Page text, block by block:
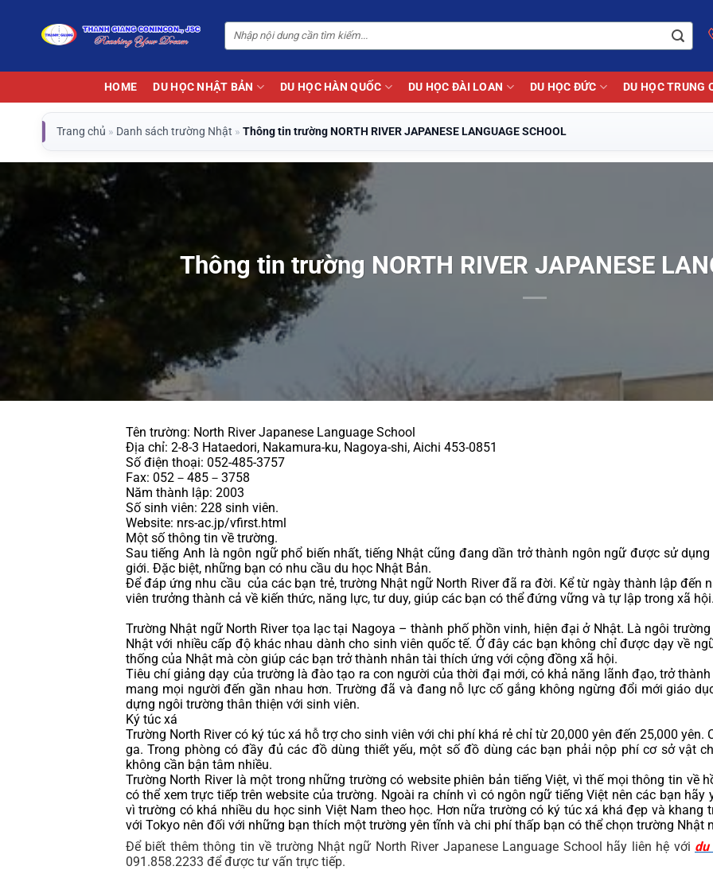
dung
HOME DU HỌC NHẬT BẢN DU HỌC HÀN QUỐC DU HỌC ĐÀI LOAN DU HỌC ĐỨC DU HỌC TRUNG
Trang chủ » Danh sách trường Nhật » Thông tin trường NORTH RIVER JAPANESE LANGUAGE SCHOOL
Thông tin trường NORTH RIVER JAPANESE
Tên trường: North River Japanese Language School
Địa chỉ: 2-8-3 Hataedori, Nakamura-ku, Nagoya-shi, Aichi 453-0851
Số điện thoại: 052-485-3757
Fax: 052－485－3758
Năm thành lập: 2003
Số sinh viên: 228 sinh viên.
Website: nrs-ac.jp/vfirst.html
Một số thông tin về trường.
Sau tiếng Anh là ngôn ngữ phổ biến nhất, tiếng Nhật cũng đang dần trở thành ngôn ngữ được sử dụng
giới. Đặc biệt, những bạn có nhu cầu du học Nhật Bản.
Để đáp ứng nhu cầu  của các bạn trẻ, trường Nhật ngữ North River đã ra đời. Kể từ ngày thành lập đến
viên trưởng thành cả về kiến thức, năng lực, tư duy, giúp các bạn có thể đứng vững và tự lập trong xã
Trường Nhật ngữ North River tọa lạc tại Nagoya – thành phố phồn vinh, hiện đại ở Nhật. Là ngôi
Nhật với nhiều cấp độ khác nhau dành cho sinh viên quốc tế. Ở đây các bạn không chỉ được dạy về
thống của Nhật mà còn giúp các bạn trở thành nhân tài thích ứng với cộng đồng xã hội.
Tiêu chí giảng dạy của trường là đào tạo ra con người của thời đại mới, có khả năng lãnh đạo, trở
mang mọi người đến gần nhau hơn. Trường đã và đang nỗ lực cố gắng không ngừng đổi mới giáo
dựng ngôi trường thân thiện với sinh viên.
Ký túc xá
Trường North River có ký túc xá hỗ trợ cho sinh viên với chi phí khá rẻ chỉ từ 20,000 yên đến 25,000
ga. Trong phòng có đầy đủ các đồ dùng thiết yếu, một số đồ dùng các bạn phải nộp phí cơ sở vật
không cần bận tâm nhiều.
Trường North River là một trong những trường có website phiên bản tiếng Việt, vì thế mọi thông tin về
có thể xem trực tiếp trên website của trường. Ngoài ra chính vì có ngôn ngữ tiếng Việt nên các bạn
vì trường có khá nhiều du học sinh Việt Nam theo học. Hơn nữa trường có ký túc xá khá đẹp và khang
với Tokyo nên đối với những bạn thích một trường yên tĩnh và chi phí thấp bạn có thể chọn trường Nhật
Để biết thêm thông tin về trường Nhật ngữ North River Japanese Language School hãy liên hệ với du
091.858.2233 để được tư vấn trực tiếp.